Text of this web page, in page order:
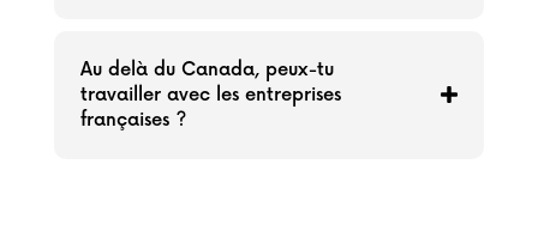
Au delà du Canada, peux-tu
travailler avec les entreprises
françaises ?